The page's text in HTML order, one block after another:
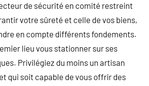
de sécurité en comité restreint
votre sûreté et celle de vos biens,
en compte différents fondements.
lieu vous stationner sur ses
Privilégiez du moins un artisan
qui soit capable de vous offrir des